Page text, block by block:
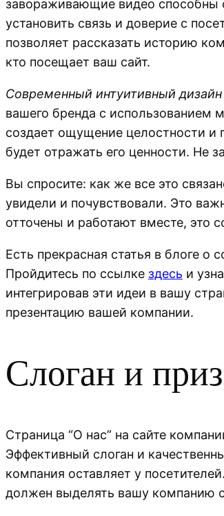
завораживающие видео способны
установить связь и доверие с
позволяет рассказать историю
кто посещает ваш сайт.
Современный интуитивный дизайн
вашего бренда с использованием
создает ощущение целостности и
будет отражать его ценности.
Вы спросите: как же все это
увидели и почувствовали. Это
отточены и работают вместе, это
Есть прекрасная статья в блоге о
Пройдитесь по ссылке здесь и
интегрировав эти идеи в вашу
презентацию вашей компании.
Слоган и
Страница “О нас” на сайте
Эффективный слоган и
компания оставляет у
должен выделять вашу компанию